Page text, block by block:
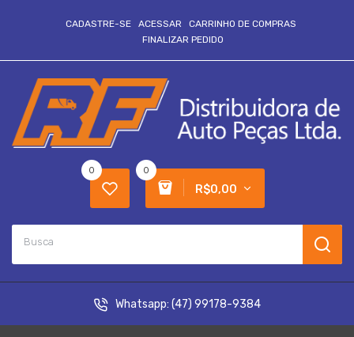
CADASTRE-SE ACESSAR
CARRINHO DE COMPRAS
FINALIZAR PEDIDO
0
R$0,00
0
Whatsapp: (47) 99178-9384